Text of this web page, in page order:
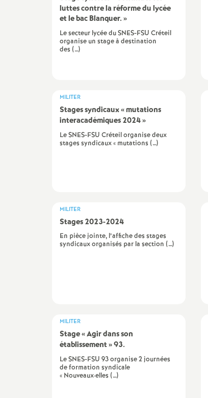
luttes contre la réforme du lycée
et le bac Blanquer.»
Le secteur lycée du SNES-FSU Créteil
organise un stage à destination
des (…)
MILITER
Stages syndicaux «mutations
interacadémiques 2024»
Le SNES-FSU Créteil organise deux
stages syndicaux « mutations (…)
MILITER
Stages 2023-2024
En pièce jointe, l’affiche des stages
syndicaux organisés par la section (…)
MILITER
Stage «Agir dans son
établissement» 93.
Le SNES-FSU 93 organise 2 journées
de formation syndicale
« Nouveaux·elles (…)